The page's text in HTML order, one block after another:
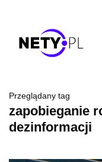
Przeglądany tag
zapobieganie
dezinformacji